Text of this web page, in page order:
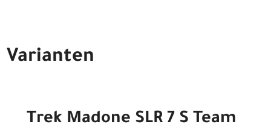
Varianten
Trek Madone SLR 7 S Team